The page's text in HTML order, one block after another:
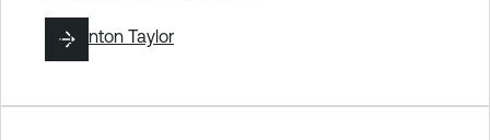
ByBrinton Taylor